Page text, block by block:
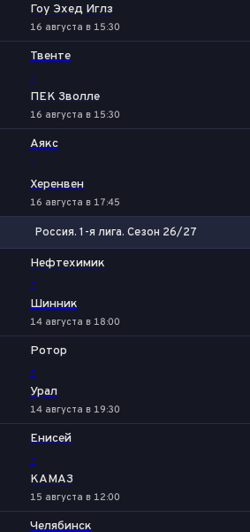
Гоу Эхед Иглз
16 августа в 15:30
Твенте
-
ПЕК Зволле
16 августа в 15:30
Аякс
-
Херенвен
16 августа в 17:45
Россия. 1-я лига. Сезон 26/27
Нефтехимик
-
Шинник
14 августа в 18:00
Ротор
-
Урал
14 августа в 19:30
Енисей
-
КАМАЗ
15 августа в 12:00
Челябинск